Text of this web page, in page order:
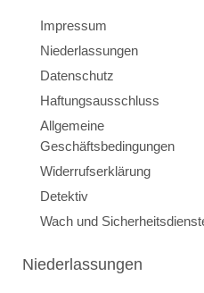
Impressum
Niederlassungen
Datenschutz
Haftungsausschluss
Allgemeine
Geschäftsbedingungen
Widerrufserklärung
Detektiv
Wach und
Niederlassungen